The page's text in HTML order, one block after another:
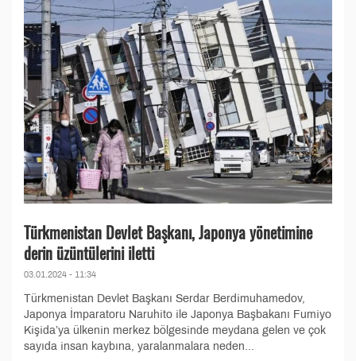
Türkmenistan Devlet Başkanı, Japonya yönetimine
derin üzüntülerini iletti
03.01.2024 - 11:34
Türkmenistan Devlet Başkanı Serdar Berdimuhamedov,
Japonya İmparatoru Naruhito ile Japonya Başbakanı Fumiyo
Kişida’ya ülkenin merkez bölgesinde meydana gelen ve çok
sayıda insan kaybına, yaralanmalara neden...